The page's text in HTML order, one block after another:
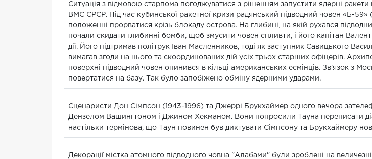
Ситуація з відмовою старпома погоджуватися з рішенням запустити ядерні
ВМС СРСР. Під час кубинської ракетної кризи радянський підводний човен «Б-
положенні прорватися крізь блокаду острова. На глибині, на якій рухався
почали скидати глибинні бомби, щоб змусити човен спливти, і його капітан
дії. Його підтримав політрук Іван Масленников, тоді як заступник Савицького
вимагав згоди на нього та скоординованих дій усіх трьох старших офіцерів.
поверхні підводний човен опинився в кільці американських есмінців. Зв'язок з
повертатися на базу. Так було запобіжено обміну ядерними ударами.
Сценаристи Дон Сімпсон (1943-1996) та Джеррі Брукхаймер одного вечора
Дензелом Вашингтоном і Джином Хекманом. Вони попросили Тауна переписати
настільки термінова, що Таун повинен був диктувати Сімпсону та Брукхаймеру
Декорації містка атомного підводного човна "Алабами" були зроблені на